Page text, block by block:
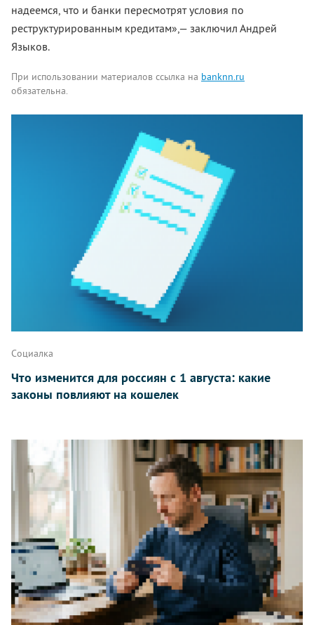
надеемся, что и банки пересмотрят условия по
реструктурированным кредитам»,— заключил Андрей
Языков.
При использовании материалов ссылка на banknn.ru
обязательна.
Написать
Социалка
Что изменится для россиян с 1 августа: какие
законы повлияют на кошелек